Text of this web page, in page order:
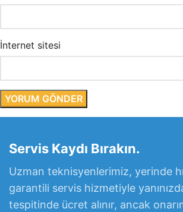
İnternet sitesi
Servis Kaydı Bırakın.
Uzman teknisyenlerimiz, yerinde
garantili servis hizmetiyle
tespitinde ücret alınır, ancak